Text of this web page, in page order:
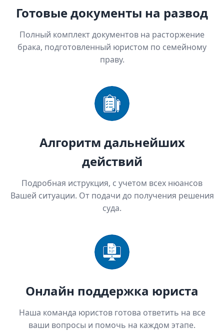
Готовые документы на развод
Полный комплект документов на расторжение
брака, подготовленный юристом по семейному
праву.
Алгоритм дальнейших
действий
Подробная иструкция, с учетом всех нюансов
Вашей ситуации. От подачи до получения решения
суда.
Онлайн поддержка юриста
Наша команда юристов готова ответить на все
ваши вопросы и помочь на каждом этапе.